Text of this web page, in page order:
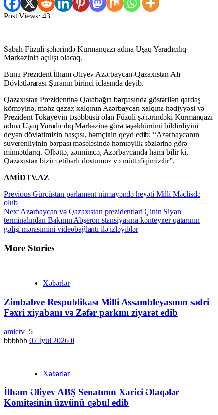
Post Views: 43
Sabah Füzuli şəhərində Kurmanqazı adına Uşaq Yaradıcılıq
Mərkəzinin açılışı olacaq.
Bunu Prezident İlham Əliyev Azərbaycan-Qazaxıstan Ali
Dövlətlərarası Şuranın birinci iclasında deyib.
Qazaxıstan Prezidentinə Qarabağın bərpasında göstərilən qardaş
köməyinə, məhz qazax xalqının Azərbaycan xalqına hədiyyəsi və
Prezident Tokayevin təşəbbüsü olan Füzuli şəhərindəki Kurmanqazı
adına Uşaq Yaradıcılıq Mərkəzinə görə təşəkkürünü bildirdiyini
deyən dövlətimizin başçısı, həmçinin qeyd edib: “Azərbaycanın
suverenliyinin bərpası məsələsində həmrəylik sözlərinə görə
minnətdarıq. Əlbəttə, zənnimcə, Azərbaycanda hamı bilir ki,
Qazaxıstan bizim etibarlı dostumuz və müttəfiqimizdir”.
AMİDTV.AZ
Continue
Reading
Previous Gürcüstan parlament nümayəndə heyəti Milli Məclisdə
olub
Next Azərbaycan və Qazaxıstan prezidentləri Çinin Siyan
terminalından Bakının Abşeron stansiyasına konteyner qatarının
gəlişi mərasimini videobağlantı ilə izləyiblər
More Stories
Xəbərlər
Zimbabve Respublikası Milli Assambleyasının sədri
Fəxri xiyabanı və Zəfər parkını ziyarət edib
amidtv 5
bbbbbb 07 İyul 2026 0
Xəbərlər
İlham Əliyev ABŞ Senatının Xarici Əlaqələr
Komitəsinin üzvünü qəbul edib